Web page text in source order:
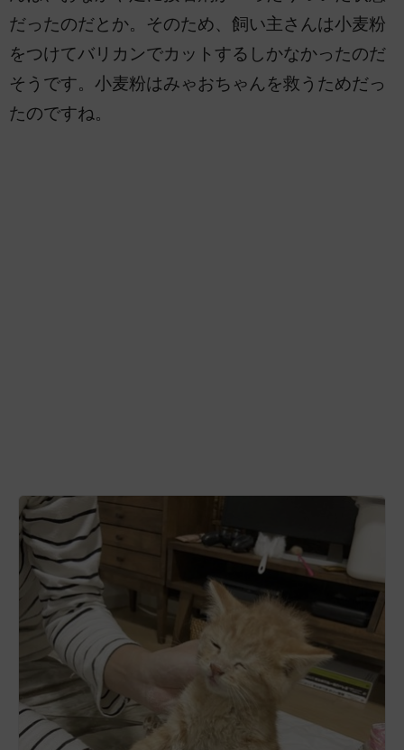
だったのだとか。そのため、飼い主さんは小麦粉
をつけてバリカンでカットするしかなかったのだ
そうです。小麦粉はみゃおちゃんを救うためだっ
たのですね。